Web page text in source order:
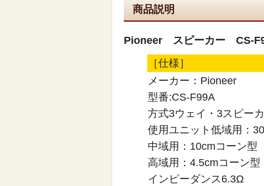
商品説明
Pioneer スピーカー CS-
［仕様］
メーカー：Pioneer
型番:CS-F99A
方式3ウェイ・3スピー
使用ユニット低域用：
中域用：10cmコーン型
高域用：4.5cmコーン型
インピーダンス6.3Ω